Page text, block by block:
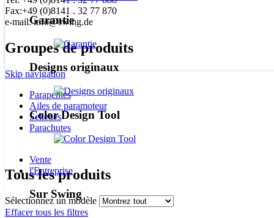
Garantie
Designs originaux
Color Design Tool
Vente
l'Entreprise
Sur Swing
Fax:+49 (0)8141 . 32 77 870
e-mail: info@swing.de
Groupes de produits
Skip navigation
Parapentes
Ailes de paramoteur
Sellettes
Parachutes
Tous les produits
Sélectionnez un modèle
Effacer tous les filtres